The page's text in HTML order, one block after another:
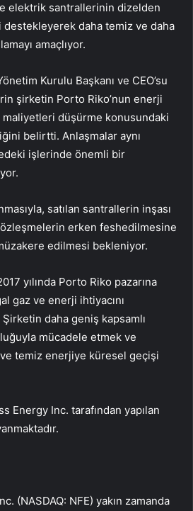
elektrik santrallerinin dizelden
daha temiz ve daha
amaçlıyor.
Kurulu Başkanı ve CEO’su
şirketin Porto Riko’nun enerji
düşürme konusundaki
belirtti. Anlaşmalar aynı
işlerinde önemli bir
satılan santrallerin inşası
erken feshedilmesine
edilmesi bekleniyor.
yılında Porto Riko pazarına
gaz ve enerji ihtiyacını
Şirketin daha geniş kapsamlı
mücadele etmek ve
temiz enerjiye küresel geçişi
Energy Inc. tarafından yapılan
(NASDAQ: NFE) yakın zamanda